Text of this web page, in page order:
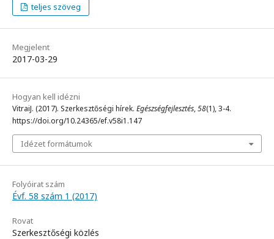
teljes szöveg
Megjelent
2017-03-29
Hogyan kell idézni
VitraiJ. (2017). Szerkesztőségi hírek. Egészségfejlesztés,58(1), 3-4.
https://doi.org/10.24365/ef.v58i1.147
Idézet formátumok
Folyóirat szám
Évf. 58 szám 1 (2017)
Rovat
Szerkesztőségi közlés